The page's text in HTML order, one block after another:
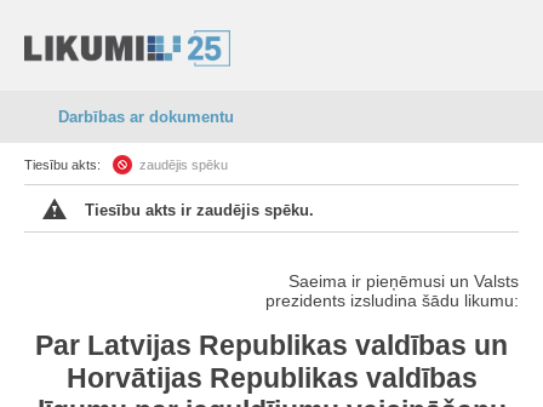
Darbības ar dokumentu
Tiesību akts: zaudējis spēku
Tiesību akts ir zaudējis spēku.
Saeima ir pieņēmusi un Valsts
prezidents izsludina šādu likumu:
Par Latvijas Republikas valdības un
Horvātijas Republikas valdības